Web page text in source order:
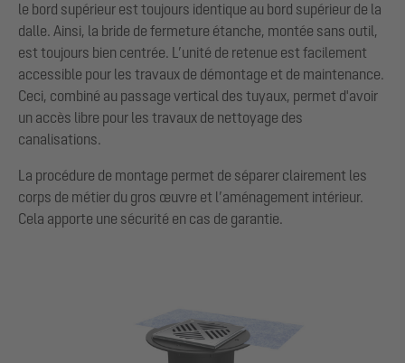
le bord supérieur est toujours identique au bord supérieur de la
dalle. Ainsi, la bride de fermeture étanche, montée sans outil,
est toujours bien centrée. L’unité de retenue est facilement
accessible pour les travaux de démontage et de maintenance.
Ceci, combiné au passage vertical des tuyaux, permet d'avoir
un accès libre pour les travaux de nettoyage des
canalisations.
La procédure de montage permet de séparer clairement les
corps de métier du gros œuvre et l’aménagement intérieur.
Cela apporte une sécurité en cas de garantie.